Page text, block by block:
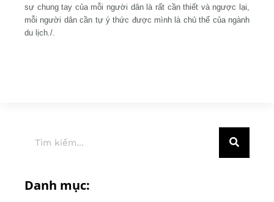
sự chung tay của mỗi người dân là rất cần thiết và ngược lại,
mỗi người dân cần tự ý thức được mình là chủ thể của ngành
du lịch./.
Danh mục: